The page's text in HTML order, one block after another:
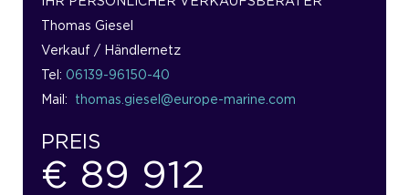
Thomas Giesel
Verkauf / Händlernetz
Tel: 06139-96150-40
Mail: thomas.giesel@europe-marine.com
PREIS
€ 89 912